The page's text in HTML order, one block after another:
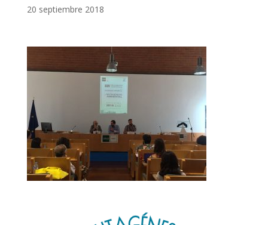
20 septiembre 2018